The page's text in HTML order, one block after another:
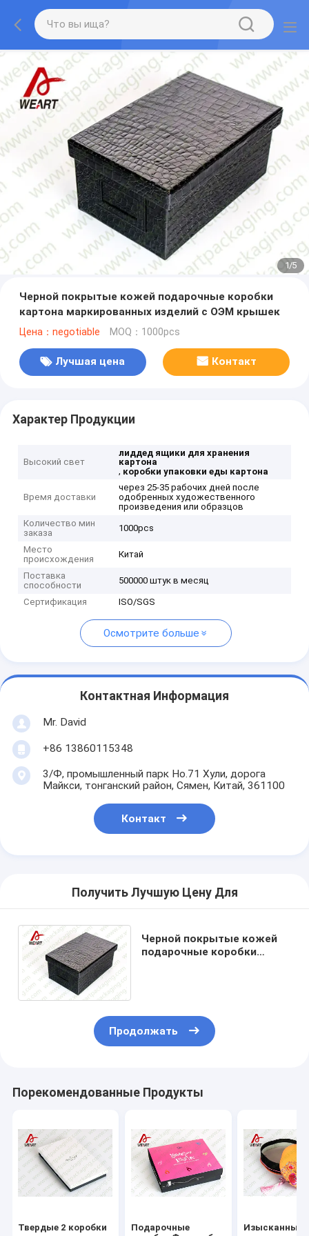
2/5
Черной покрытые кожей подарочные коробки
картона маркированных изделий с ОЭМ крышек
Цена：negotiable MOQ：1000pcs
Лучшая цена Контакт
Характер Продукции
Высокий свет
лиддед ящики для хранения
картона
, коробки упаковки еды картона
Время доставки
через 25-35 рабочих дней после
одобренных художественного
произведения или образцов
Количество мин
заказа
1000pcs
Место
происхождения
Китай
Поставка
способности
500000 штук в месяц
Сертификация ISO/SGS
Осмотрите больше
Контактная Информация
Mr. David
+86 13860115348
3/Ф, промышленный парк Но.71 Хули, дорога
Майкси, тонганский район, Сямен, Китай, 361100
Контакт
Получить Лучшую Цену Для
Черной покрытые кожей
подарочные коробки
Продолжать
Порекомендованные Продукты
Твердые 2 коробки
Подарочные
Изысканные